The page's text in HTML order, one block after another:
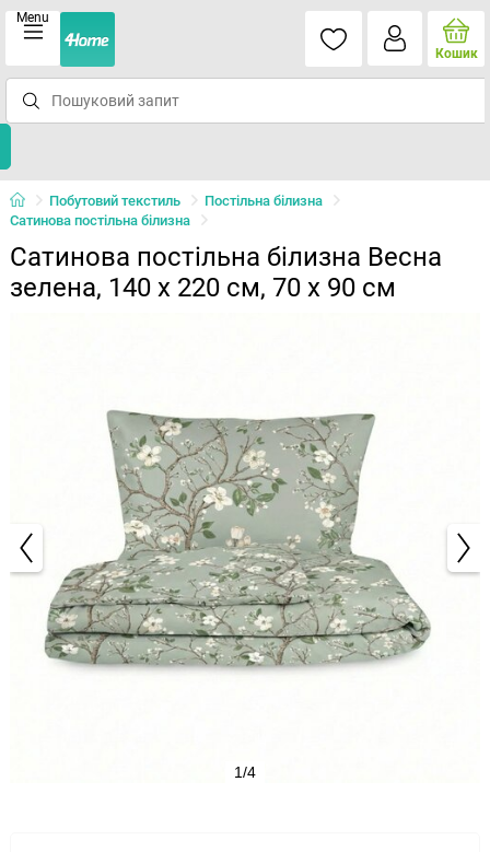
Menu
Кошик
Побутовий текстиль
Постільна білизна
Сатинова постільна білизна
Сатинова постільна білизна Весна
зелена, 140 x 220 см, 70 x 90 см
1/4